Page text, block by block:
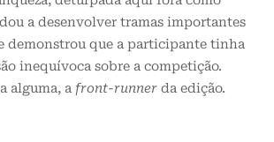
a desenvolver tramas importantes
demonstrou que a participante tinha
inequívoca sobre a competição.
alguma, a front-runner da edição.